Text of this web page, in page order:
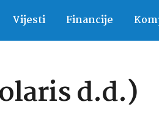
Vijesti Financije
d.d.)